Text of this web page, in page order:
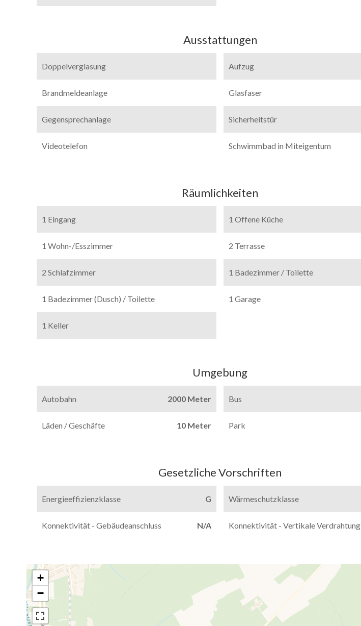
Ausstattungen
Doppelverglasung Aufzug
Brandmeldeanlage Glasfaser
Gegensprechanlage Sicherheitstür
Videotelefon Schwimmbad in Miteigentum
Räumlichkeiten
1 Eingang 1 Offene Küche
1 Wohn-/Esszimmer 2 Terrasse
2 Schlafzimmer 1 Badezimmer / Toilette
1 Badezimmer (Dusch) / Toilette 1 Garage
1 Keller
Umgebung
Autobahn 2000 Meter Bus
Läden / Geschäfte 10 Meter Park
Gesetzliche Vorschriften
Energieeffizienzklasse G Wärmeschutzklasse
Konnektivität - Gebäudeanschluss N/A Konnektivität - Vertikale Verdrahtung
+
−